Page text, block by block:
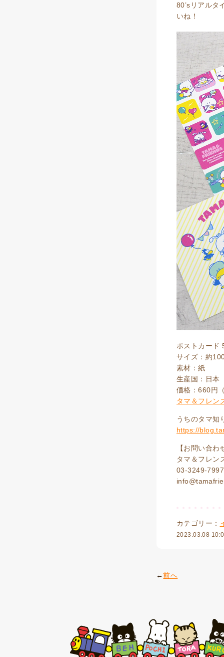
80’sリアルタ
いね！
ポストカード
サイズ：約
素材：紙
生産国：日本
価格：660円
タマ＆フレン
うちのタマ知
https://
【お問い合わ
タマ＆フレン
03-3249-7997
カテゴリー：
2023.03.08
前へ